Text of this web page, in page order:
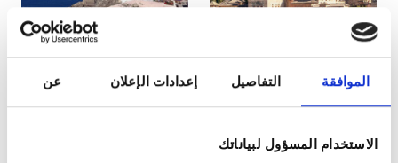
الموافقة التفاصيل إعدادات الإعلان عن
الاستخدام المسؤول لبياناتك
مرضى مصابين بالتهاب الكبد B
بطاقة التأمين الصحي الأوروبيةإسبانيا اليونان